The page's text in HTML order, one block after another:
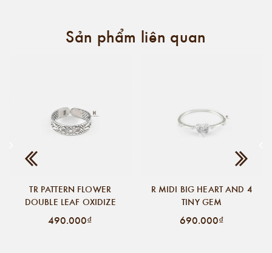
Sản phẩm liên quan
TR PATTERN FLOWER
DOUBLE LEAF OXIDIZE
490.000₫
R MIDI BIG HEART AND 4
TINY GEM
690.000₫